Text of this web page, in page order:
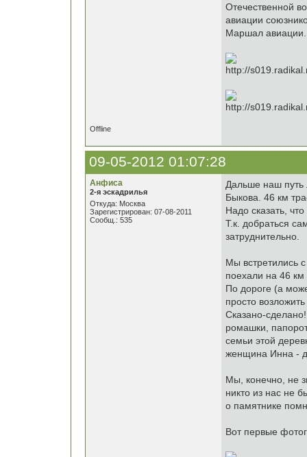
Отечественной
авиации
Маршал авиации.
Offline
09-05-2012 01:07:28
Анфиса
2-я эскадрилья
Откуда: Москва
Зарегистрирован: 07-08-2011
Сообщ.: 535
Дальше наш путь
Быкова. 46 км
Надо сказать,
Т.к. добраться
затруднительно.
Мы встретились
поехали на 46
По дороге (а
просто
Сказано-
ромашки,
семьи этой
женщина Инна -
Мы, конечно, не
никто из нас не
о памятнике
Вот первые